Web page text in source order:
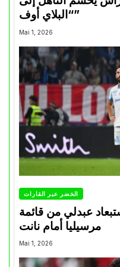
“البلاي أوف”
Mai 1, 2026
الخضر عبر القارات
عبدلي من قائمة
مرسيليا أمام نانت
Mai 1, 2026